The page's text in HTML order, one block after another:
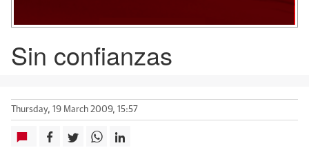
Sin confianzas
Thursday, 19 March 2009, 15:57